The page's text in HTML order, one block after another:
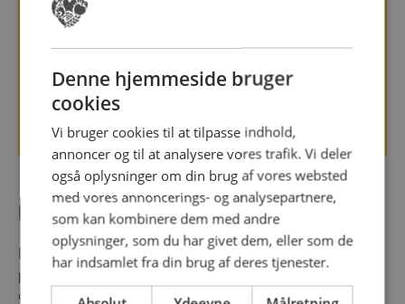
+45 23207322
info@rapsona.se
http://www.rapsona.dk
Om virksomheden
Hos AAK Rapsona er spidskompetencerne udvikling og
produktion af alt indenfor saucer, dressinger,
cremer/marinader, mayonnaise mm og selvfølgelig vores
Denne hjemmeside bruger
cookies
Vi bruger cookies til at tilpasse indhold,
annoncer og til at analysere vores trafik. Vi deler
også oplysninger om din brug af vores websted
med vores annoncerings- og analysepartnere,
som kan kombinere dem med andre
oplysninger, som du har givet dem, eller som de
har indsamlet fra din brug af deres tjenester.